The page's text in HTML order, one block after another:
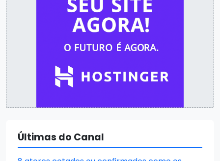
Últimas do Canal